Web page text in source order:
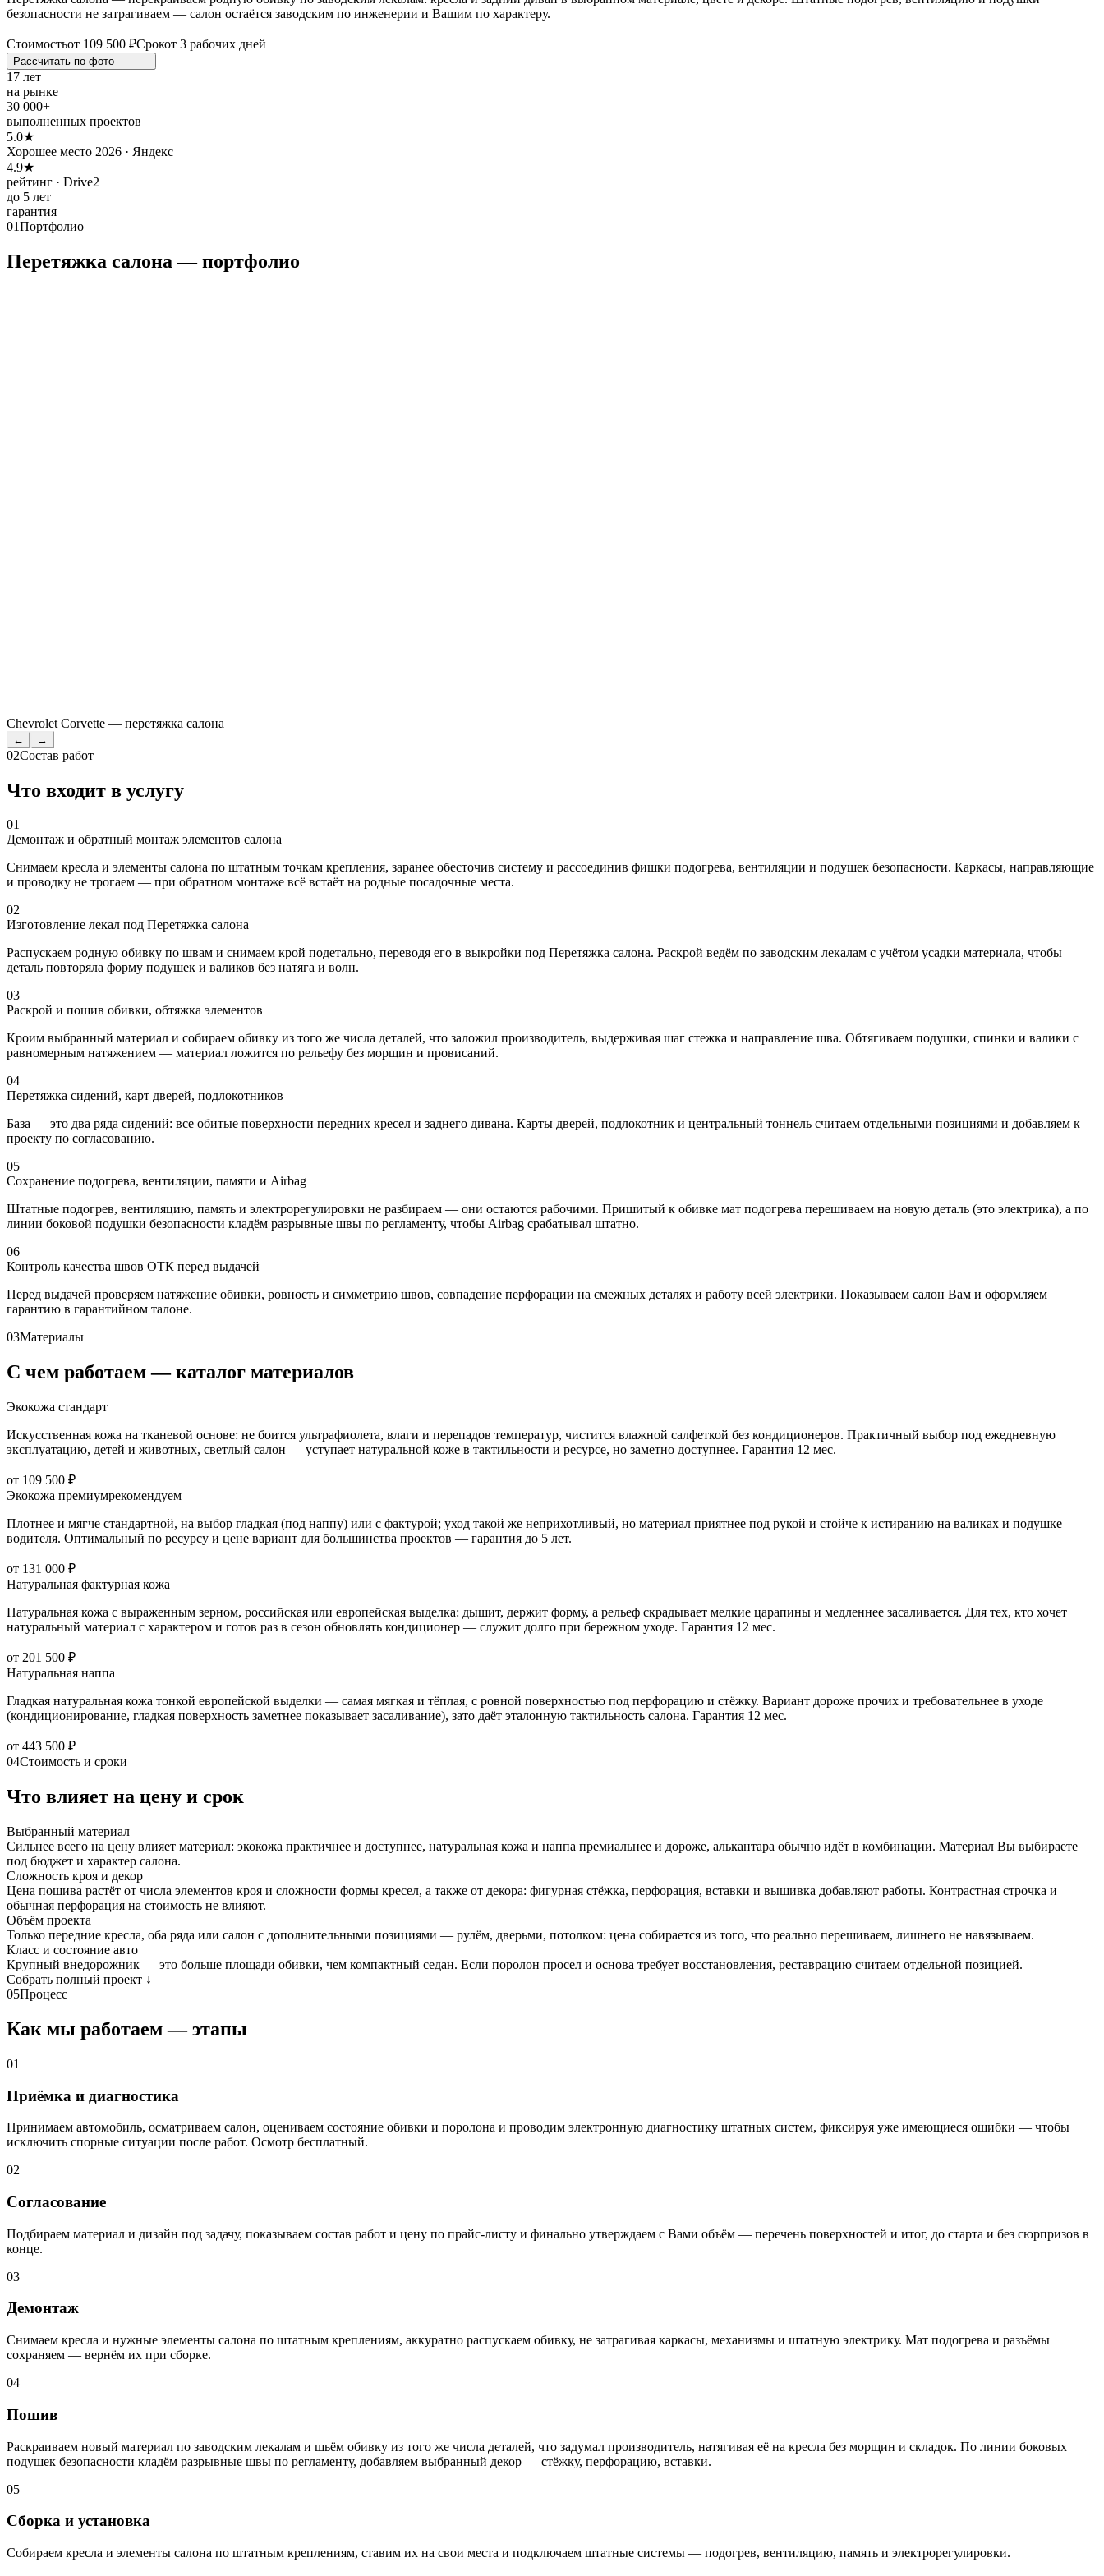
безопасности не затрагиваем — салон остаётся заводским по инженерии и Вашим по характеру.
Стоимостьот 109 500 ₽Срокот 3 рабочих дней
Рассчитать по фото
17 лет
на рынке
30 000+
выполненных проектов
5.0★
Хорошее место 2026 · Яндекс
4.9★
рейтинг · Drive2
до 5 лет
гарантия
01Портфолио
Перетяжка салона — портфолио
Chevrolet Corvette — перетяжка салона
← →
02Состав работ
Что входит в услугу
01
Демонтаж и обратный монтаж элементов салона
Снимаем кресла и элементы салона по штатным точкам крепления, заранее обесточив систему и рассоединив фишки подогрева, вентиляции и подушек безопасности. Каркасы, направляющие
и проводку не трогаем — при обратном монтаже всё встаёт на родные посадочные места.
02
Изготовление лекал под Перетяжка салона
Распускаем родную обивку по швам и снимаем крой подетально, переводя его в выкройки под Перетяжка салона. Раскрой ведём по заводским лекалам с учётом усадки материала, чтобы
деталь повторяла форму подушек и валиков без натяга и волн.
03
Раскрой и пошив обивки, обтяжка элементов
Кроим выбранный материал и собираем обивку из того же числа деталей, что заложил производитель, выдерживая шаг стежка и направление шва. Обтягиваем подушки, спинки и валики с
равномерным натяжением — материал ложится по рельефу без морщин и провисаний.
04
Перетяжка сидений, карт дверей, подлокотников
База — это два ряда сидений: все обитые поверхности передних кресел и заднего дивана. Карты дверей, подлокотник и центральный тоннель считаем отдельными позициями и добавляем к
проекту по согласованию.
05
Сохранение подогрева, вентиляции, памяти и Airbag
Штатные подогрев, вентиляцию, память и электрорегулировки не разбираем — они остаются рабочими. Пришитый к обивке мат подогрева перешиваем на новую деталь (это электрика), а по
линии боковой подушки безопасности кладём разрывные швы по регламенту, чтобы Airbag срабатывал штатно.
06
Контроль качества швов ОТК перед выдачей
Перед выдачей проверяем натяжение обивки, ровность и симметрию швов, совпадение перфорации на смежных деталях и работу всей электрики. Показываем салон Вам и оформляем
гарантию в гарантийном талоне.
03Материалы
С чем работаем — каталог материалов
Экокожа стандарт
Искусственная кожа на тканевой основе: не боится ультрафиолета, влаги и перепадов температур, чистится влажной салфеткой без кондиционеров. Практичный выбор под ежедневную
эксплуатацию, детей и животных, светлый салон — уступает натуральной коже в тактильности и ресурсе, но заметно доступнее. Гарантия 12 мес.
от 109 500 ₽
Экокожа премиумрекомендуем
Плотнее и мягче стандартной, на выбор гладкая (под наппу) или с фактурой; уход такой же неприхотливый, но материал приятнее под рукой и стойче к истиранию на валиках и подушке
водителя. Оптимальный по ресурсу и цене вариант для большинства проектов — гарантия до 5 лет.
от 131 000 ₽
Натуральная фактурная кожа
Натуральная кожа с выраженным зерном, российская или европейская выделка: дышит, держит форму, а рельеф скрадывает мелкие царапины и медленнее засаливается. Для тех, кто хочет
натуральный материал с характером и готов раз в сезон обновлять кондиционер — служит долго при бережном уходе. Гарантия 12 мес.
от 201 500 ₽
Натуральная наппа
Гладкая натуральная кожа тонкой европейской выделки — самая мягкая и тёплая, с ровной поверхностью под перфорацию и стёжку. Вариант дороже прочих и требовательнее в уходе
(кондиционирование, гладкая поверхность заметнее показывает засаливание), зато даёт эталонную тактильность салона. Гарантия 12 мес.
от 443 500 ₽
04Стоимость и сроки
Что влияет на цену и срок
Выбранный материал
Сильнее всего на цену влияет материал: экокожа практичнее и доступнее, натуральная кожа и наппа премиальнее и дороже, алькантара обычно идёт в комбинации. Материал Вы выбираете
под бюджет и характер салона.
Сложность кроя и декор
Цена пошива растёт от числа элементов кроя и сложности формы кресел, а также от декора: фигурная стёжка, перфорация, вставки и вышивка добавляют работы. Контрастная строчка и
обычная перфорация на стоимость не влияют.
Объём проекта
Только передние кресла, оба ряда или салон с дополнительными позициями — рулём, дверьми, потолком: цена собирается из того, что реально перешиваем, лишнего не навязываем.
Класс и состояние авто
Крупный внедорожник — это больше площади обивки, чем компактный седан. Если поролон просел и основа требует восстановления, реставрацию считаем отдельной позицией.
Собрать полный проект ↓
05Процесс
Как мы работаем — этапы
01
Приёмка и диагностика
Принимаем автомобиль, осматриваем салон, оцениваем состояние обивки и поролона и проводим электронную диагностику штатных систем, фиксируя уже имеющиеся ошибки — чтобы
исключить спорные ситуации после работ. Осмотр бесплатный.
02
Согласование
Подбираем материал и дизайн под задачу, показываем состав работ и цену по прайс-листу и финально утверждаем с Вами объём — перечень поверхностей и итог, до старта и без сюрпризов в
конце.
03
Демонтаж
Снимаем кресла и нужные элементы салона по штатным креплениям, аккуратно распускаем обивку, не затрагивая каркасы, механизмы и штатную электрику. Мат подогрева и разъёмы
сохраняем — вернём их при сборке.
04
Пошив
Раскраиваем новый материал по заводским лекалам и шьём обивку из того же числа деталей, что задумал производитель, натягивая её на кресла без морщин и складок. По линии боковых
подушек безопасности кладём разрывные швы по регламенту, добавляем выбранный декор — стёжку, перфорацию, вставки.
05
Сборка и установка
Собираем кресла и элементы салона по штатным креплениям, ставим их на свои места и подключаем штатные системы — подогрев, вентиляцию, память и электрорегулировки.